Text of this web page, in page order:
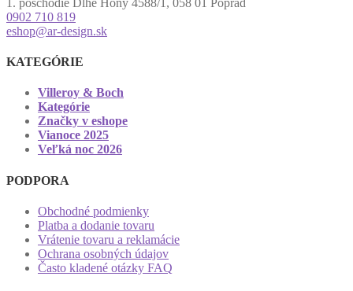
0902 710 819
eshop@ar-design.sk
KATEGÓRIE
Villeroy & Boch
Kategórie
Značky v eshope
Vianoce 2025
Veľká noc 2026
PODPORA
Obchodné podmienky
Platba a dodanie tovaru
Vrátenie tovaru a reklamácie
Ochrana osobných údajov
Často kladené otázky FAQ